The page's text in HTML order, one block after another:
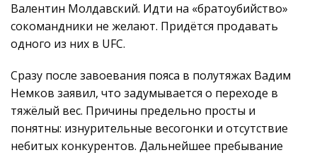
Валентин Молдавский. Идти на «братоубийство»
сокомандники не желают. Придётся продавать
одного из них в UFC.
Сразу после завоевания пояса в полутяжах Вадим
Немков заявил, что задумывается о переходе в
тяжёлый вес. Причины предельно просты и
понятны: изнурительные весогонки и отсутствие
небитых конкурентов. Дальнейшее пребывание